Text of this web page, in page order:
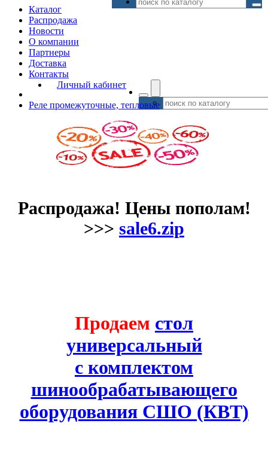
Каталог
Распродажа
Новости
О компании
Партнеры
Доставка
Контакты
Личный кабинет
Реле промежуточные, тепловые
Распродажа! Цены пополам!
>>> sale6.zip
Продаем стол
универсальный
с комплектом
шинообрабатывающего
оборудования СШО (КВТ)